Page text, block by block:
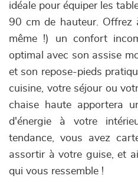
idéale pour équiper les
90 cm de hauteur.
même !) un confort
optimal avec son assise
et son repose-pieds
cuisine, votre séjour ou
chaise haute apportera
d'énergie à votre
tendance, vous avez
assortir à votre guise, et
qui vous ressemble !